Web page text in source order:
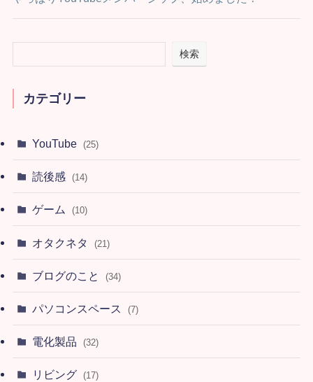
検索
カテゴリー
YouTube (25)
読後感 (14)
ゲーム (10)
オタクネタ (21)
ブログのこと (34)
パソコンスペース (7)
電化製品 (32)
リビング (17)